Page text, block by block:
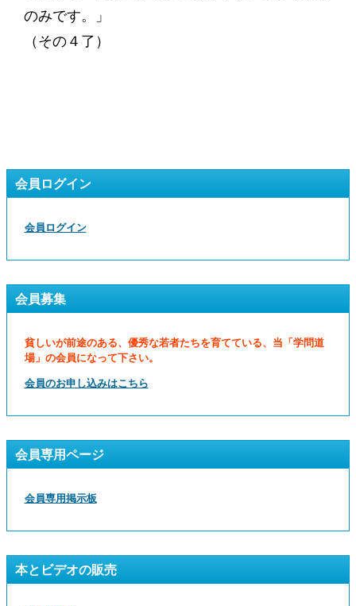
のみです。」
（その４了）
会員ログイン
会員ログイン
会員募集
貧しいが前途のある、優秀な若者たちを育てている、当「学問道
場」の会員になって下さい。
会員のお申し込みはこちら
会員専用ページ
会員専用掲示板
本とビデオの販売